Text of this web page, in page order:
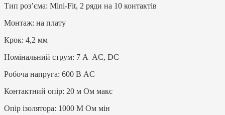
Тип роз’єма: Mini-Fit, 2 ряди на 10 контактів
Монтаж: на плату
Крок: 4,2 мм
Номінальний струм: 7 A AC, DC
Робоча напруга: 600 В AC
Контактний опір: 20 м Ом макс
Опір ізолятора: 1000 М Ом мін